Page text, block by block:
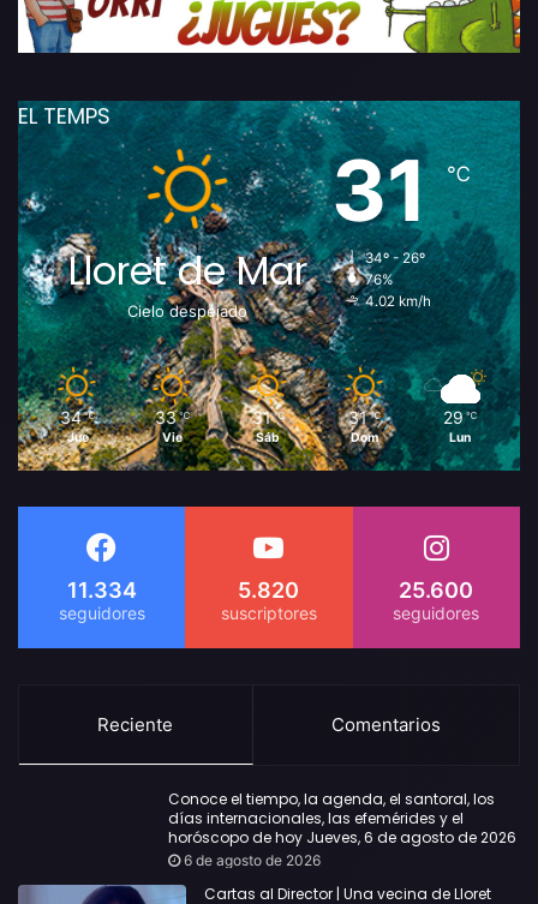
EL TEMPS
Lloret de Mar
Cielo despejado
31℃
34º - 26º
76%
4.02 km/h
34 ℃
Jue
33 ℃
Vie
31 ℃
Sáb
31 ℃
Dom
29 ℃
Lun
11.334 5.820 25.600
Reciente Comentarios
Conoce el tiempo, la agenda, el santoral, los
días internacionales, las efemérides y el
horóscopo de hoy Jueves, 6 de agosto de 2026
6 de agosto de 2026
Cartas al Director | Una vecina de Lloret